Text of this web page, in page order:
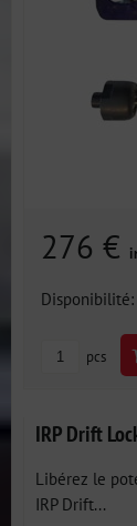
276 €
Disponibilité:
pcs
IRP Drift
Libérez le
IRP Drift...